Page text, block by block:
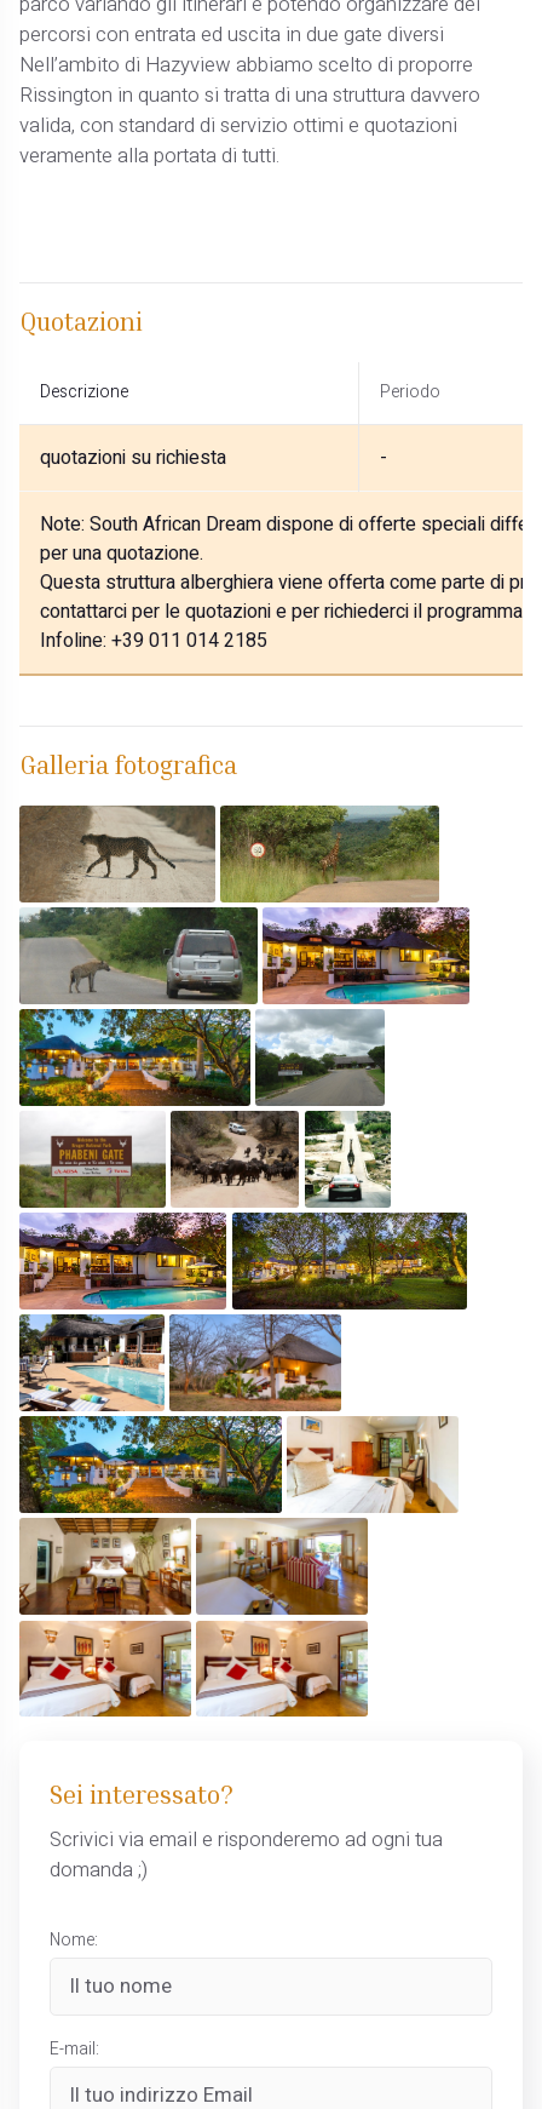
percorsi con entrata ed uscita in due gate diversi
Nell’ambito di Hazyview abbiamo scelto di proporre
Rissington in quanto si tratta di una struttura davvero
valida, con standard di servizio ottimi e quotazioni
veramente alla portata di tutti.
Quotazioni
Descrizione Periodo
quotazioni su richiesta -
Note: South African Dream dispone di offerte speciali
per una quotazione.
Questa struttura alberghiera viene offerta come parte di
contattarci per le quotazioni e per richiederci il programma
Infoline: +39 011 014 2185
Galleria fotografica
Sei interessato?
Scrivici via email e risponderemo ad ogni tua
domanda ;)
Nome:
E-mail: